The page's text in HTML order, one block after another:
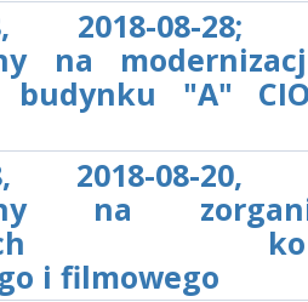
2018-08-28;
na
"A"
2018-08-20,
na
i filmowego